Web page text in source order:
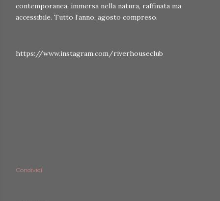
contemporanea, immersa nella natura, raffinata ma
accessibile. Tutto l’anno, agosto compreso.
https://www.instagram.com/riverhouseclub
Condividi